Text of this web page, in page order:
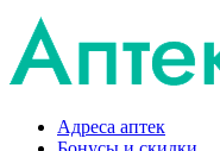
Адреса аптек